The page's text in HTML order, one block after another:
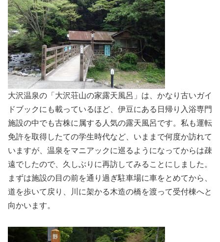
大沢温泉の「大沢荘山の家露天風呂」は、かなり古いガイ
ドブックにも載っているほど、伊豆にある日帰り入浴専門
施設の中でも古株に属する人気の露天風呂です。私も運転
免許を取得したての学生時代など、いままで何度か訪れて
いますが、温泉をマニアックに巡るようになってからは疎
遠でしたので、久しぶりに再訪してみることにしました。
まずは施設の目の前を通り過ぎ駐車場に車をとめてから、
道を歩いて戻り、川に架かる木造の橋を渡って受付棟へと
向かいます。